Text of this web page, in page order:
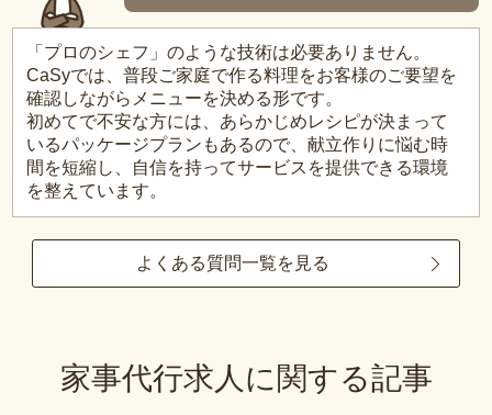
「プロのシェフ」のような技術は必要ありません。
CaSyでは、普段ご家庭で作る料理をお客様のご要望を
確認しながらメニューを決める形です。
初めてで不安な方には、あらかじめレシピが決まって
いるパッケージプランもあるので、献立作りに悩む時
間を短縮し、自信を持ってサービスを提供できる環境
を整えています。
よくある質問一覧を見る
家事代行求人に関する記事